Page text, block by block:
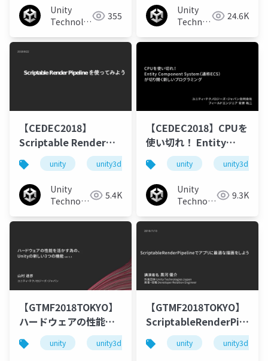
Unity
Technologies 355
Unity
Technologies24.6K
【CEDEC2018】
Scriptable Render
Pipelineを使ってみよ
う
unity unity3d cedec cedec2018
Unity
Technologies 5.4K
【CEDEC2018】CPUを
使い切れ！ Entity
Component
System（通称ECS）
が切り開く新しいプロ
グラミング
unity unity3d
Unity
Technologies 9.3K
【GTMF2018TOKYO】
ハードウェアの性能を
活かす為の、Unityの新
しい3つの機能
unity unity3d gtmf
【GTMF2018TOKYO】
でアプリに最適な描画
をしよう
unity unity3d